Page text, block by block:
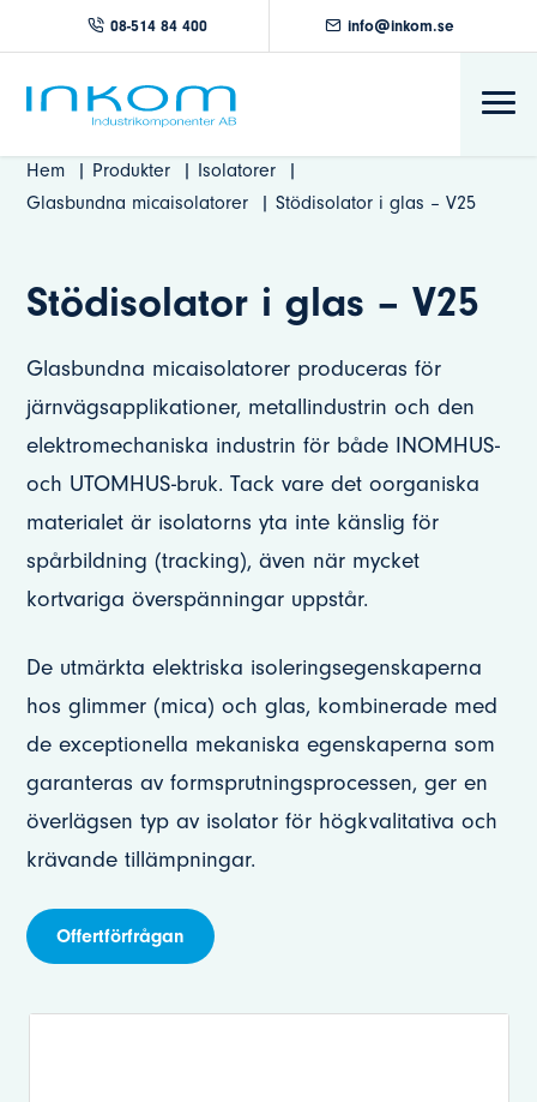
08-514 84 400 info@inkom.se
Hem Produkter
Isolatorer
Glasbundna micaisolatorer
Stödisolator i glas – V25
Stödisolator i glas – V25
Glasbundna micaisolatorer produceras för
järnvägsapplikationer, metallindustrin och den
elektromechaniska industrin för både INOMHUS-
och UTOMHUS-bruk. Tack vare det oorganiska
materialet är isolatorns yta inte känslig för
spårbildning (tracking), även när mycket
kortvariga överspänningar uppstår.
De utmärkta elektriska isoleringsegenskaperna
hos glimmer (mica) och glas, kombinerade med
de exceptionella mekaniska egenskaperna som
garanteras av formsprutningsprocessen, ger en
överlägsen typ av isolator för högkvalitativa och
krävande tillämpningar.
Offertförfrågan